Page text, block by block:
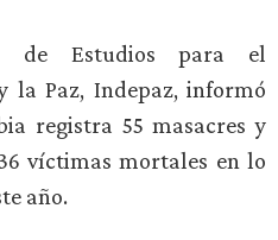
de Estudios para el
la Paz, Indepaz, informó
registra 55 masacres y
víctimas mortales en lo
año.